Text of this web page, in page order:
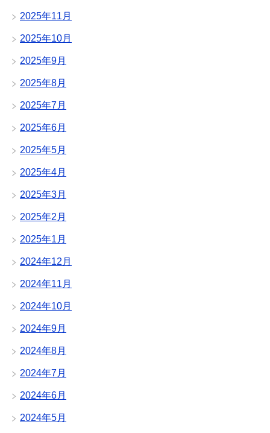
2025年11月
2025年10月
2025年9月
2025年8月
2025年7月
2025年6月
2025年5月
2025年4月
2025年3月
2025年2月
2025年1月
2024年12月
2024年11月
2024年10月
2024年9月
2024年8月
2024年7月
2024年6月
2024年5月